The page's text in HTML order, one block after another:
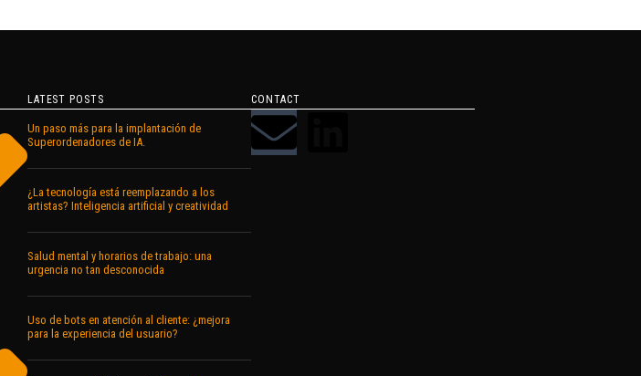
LATEST POSTS
Un paso más para la implantación de
Superordenadores de IA.
¿La tecnología está reemplazando a los
artistas? Inteligencia artificial y creatividad
Salud mental y horarios de trabajo: una
urgencia no tan desconocida
Uso de bots en atención al cliente: ¿mejora
para la experiencia del usuario?
CONTACT